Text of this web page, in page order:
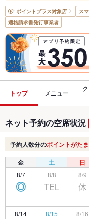
ポイントプラス対象店
ス
適格請求書発行事業者
トップ メニュー
ネット予約の空席状況
予約人数分のポイントがた
金 土 日
8/7
◎
8/8
TEL
8/9
休
8/14 8/15 8/16